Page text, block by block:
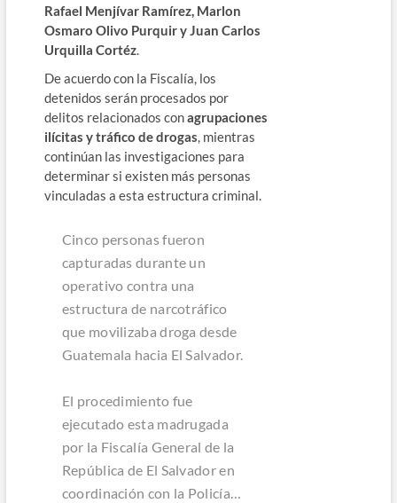
Rafael Menjívar Ramírez, Marlon
Osmaro Olivo Purquir y Juan Carlos
Urquilla Cortéz.
De acuerdo con la Fiscalía, los
detenidos serán procesados por
delitos relacionados conagrupaciones
ilícitas y tráfico de drogas, mientras
continúan las investigaciones para
determinar si existen más personas
vinculadas a esta estructura criminal.
Cinco personas fueron
capturadas durante un
operativo contra una
estructura de narcotráfico
que movilizaba droga desde
Guatemala hacia El Salvador.
El procedimiento fue
ejecutado esta madrugada
por la Fiscalía General de la
República de El Salvador en
coordinación con la Policía…